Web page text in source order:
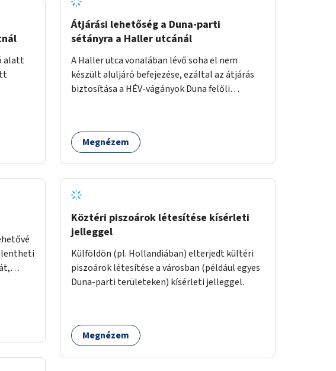
alatt
Átjárási lehetőség a Duna-parti
sétányra a Haller utcánál
A Haller utca vonalában lévő soha el nem
készült aluljáró befejezése, ezáltal az átjárás
biztosítása a HÉV-vágányok Duna felőli
Megnézem
Köztéri piszoárok létesítése kísérleti
jelleggel
Külföldön (pl. Hollandiában) elterjedt kültéri
piszoárok létesítése a városban (például egyes
Duna-parti területeken) kísérleti jelleggel.
Megnézem